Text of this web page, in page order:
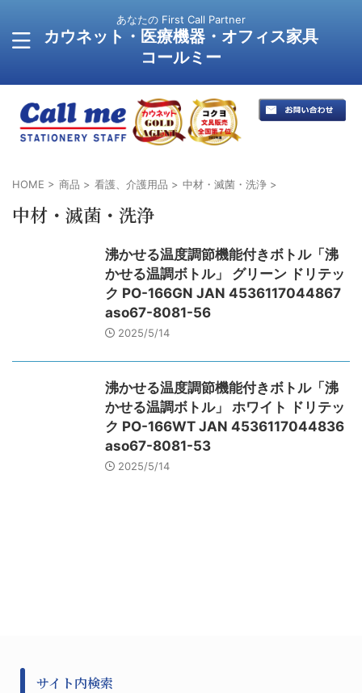
あなたの First Call Partner
カウネット・医療機器・オフィス家具
コールミー
HOME > 商品 > 看護、介護用品 > 中材・滅菌・洗浄 >
中材・滅菌・洗浄
沸かせる温度調節機能付きボトル「沸
かせる温調ボトル」 グリーン ドリテッ
ク PO-166GN JAN 4536117044867
aso67-8081-56
2025/5/14
沸かせる温度調節機能付きボトル「沸
かせる温調ボトル」 ホワイト ドリテッ
ク PO-166WT JAN 4536117044836
aso67-8081-53
2025/5/14
サイト内検索